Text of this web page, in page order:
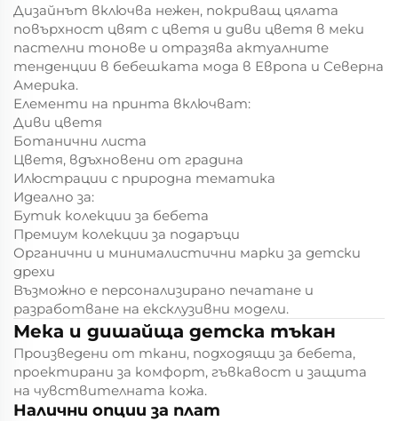
Дизайнът включва нежен, покриващ цялата
повърхност цвят с цветя и диви цветя в меки
пастелни тонове и отразява актуалните
тенденции в бебешката мода в Европа и Северна
Америка.
Елементи на принта включват:
Диви цветя
Ботанични листа
Цветя, вдъхновени от градина
Илюстрации с природна тематика
Идеално за:
Бутик колекции за бебета
Премиум колекции за подаръци
Органични и минималистични марки за детски
дрехи
Възможно е персонализирано печатане и
разработване на ексклузивни модели.
Мека и дишайща детска тъкан
Произведени от ткани, подходящи за бебета,
проектирани за комфорт, гъвкавост и защита
на чувствителната кожа.
Налични опции за плат